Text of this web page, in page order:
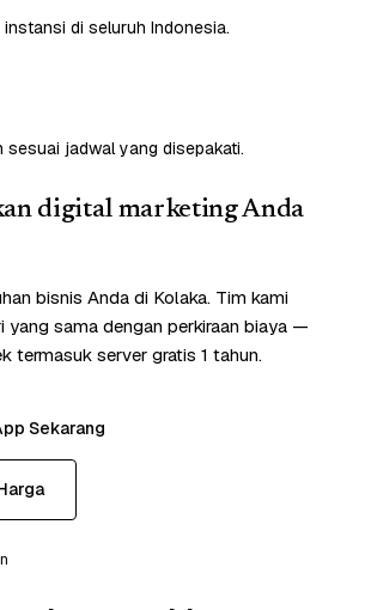
di seluruh Indonesia.
sesuai jadwal yang disepakati.
digital marketing Anda
bisnis Anda di Kolaka. Tim kami
yang sama dengan perkiraan biaya —
termasuk server gratis 1 tahun.
Sekarang